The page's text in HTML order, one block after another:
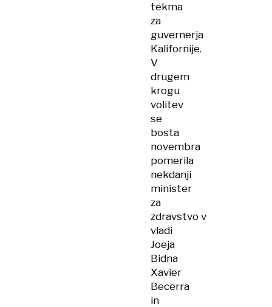
tekma
za
guvernerja
Kalifornije.
V
drugem
krogu
volitev
se
bosta
novembra
pomerila
nekdanji
minister
za
zdravstvo v
vladi
Joeja
Bidna
Xavier
Becerra
in